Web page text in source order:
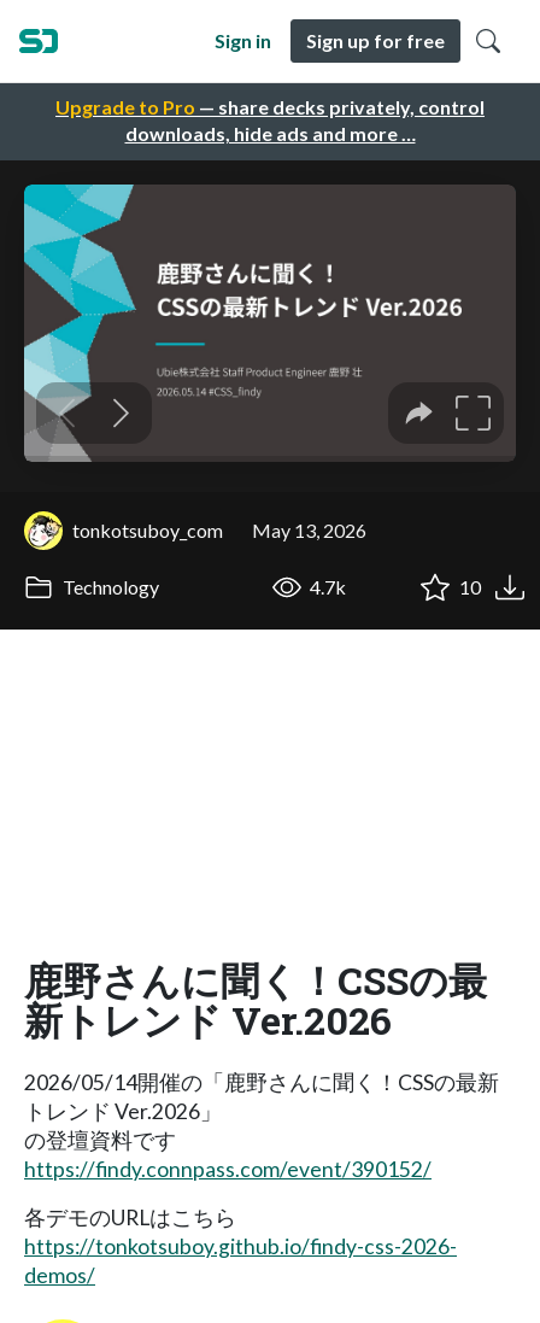
Upgrade to Pro — share decks privately, control
downloads, hide ads and more …
Sign in Sign up for free
tonkotsuboy_com May 13, 2026
Technology 4.7k 10
鹿野さんに聞く！CSSの最
新トレンド Ver.2026
2026/05/14開催の「鹿野さんに聞く！CSSの最新
トレンド Ver.2026」
の登壇資料です
https://findy.connpass.com/event/390152/
各デモのURLはこちら
https://tonkotsuboy.github.io/findy-css-2026-
demos/